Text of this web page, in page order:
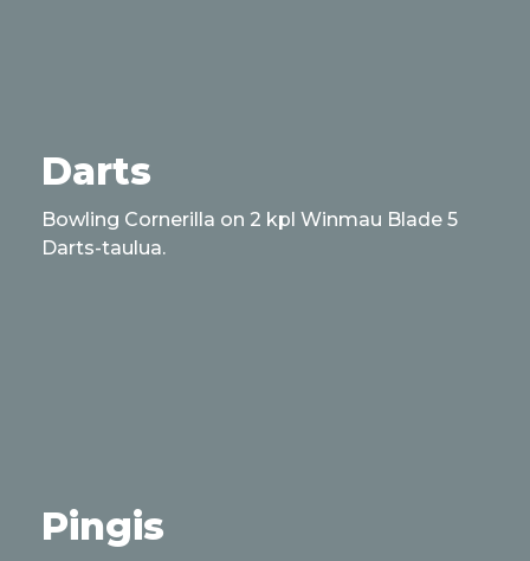
Darts
Bowling Cornerilla on 2 kpl Winmau Blade 5
Darts-taulua.
Pingis